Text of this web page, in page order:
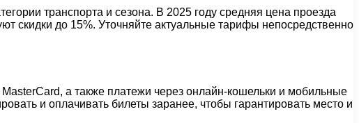
транспорта и сезона. В 2025 году средняя цена проезда
скидки до 15%. Уточняйте актуальные тарифы непосредственно
а также платежи через онлайн-кошельки и мобильные
и оплачивать билеты заранее, чтобы гарантировать место и